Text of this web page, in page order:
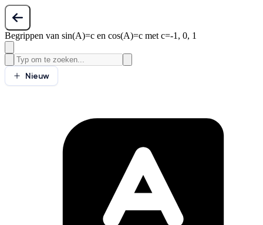
Begrippen van sin(A)=c en cos(A)=c met c=-1, 0, 1
Nieuw